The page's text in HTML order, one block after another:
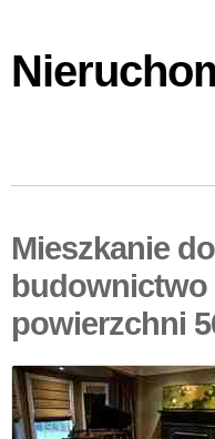
Mieszkanie
budownictwo
powierzchni